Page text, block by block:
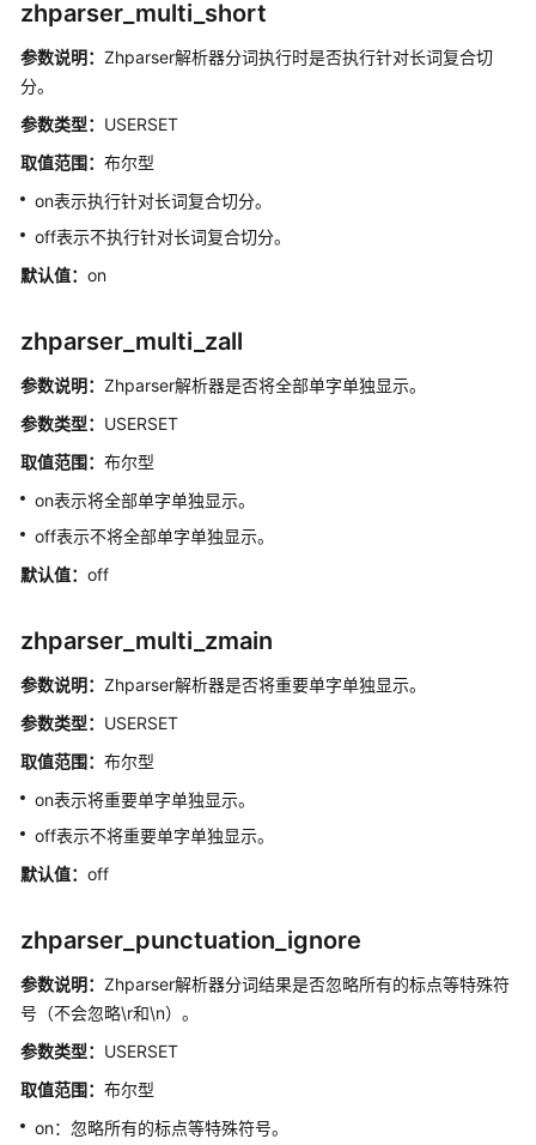
二
开
资
源
控
能
调
DWS
AI
实
时
DWS
统
表
系
统
视
DWS
据
库
GUC
数
zhparser_multi_short
参数说明： Zhparser解析器分词执行时是否执行针对长词复合切
分。
参数类型： USERSET
取值范围： 布尔型
on表示执行针对长词复合切分。
off表示不执行针对长词复合切分。
默认值： on
zhparser_multi_zall
参数说明： Zhparser解析器是否将全部单字单独显示。
参数类型： USERSET
取值范围： 布尔型
on表示将全部单字单独显示。
off表示不将全部单字单独显示。
默认值： off
zhparser_multi_zmain
参数说明： Zhparser解析器是否将重要单字单独显示。
参数类型： USERSET
取值范围： 布尔型
on表示将重要单字单独显示。
off表示不将重要单字单独显示。
默认值： off
zhparser_punctuation_ignore
参数说明： Zhparser解析器分词结果是否忽略所有的标点等特殊符
号（不会忽略\r和\n）。
参数类型： USERSET
取值范围： 布尔型
on：忽略所有的标点等特殊符号。